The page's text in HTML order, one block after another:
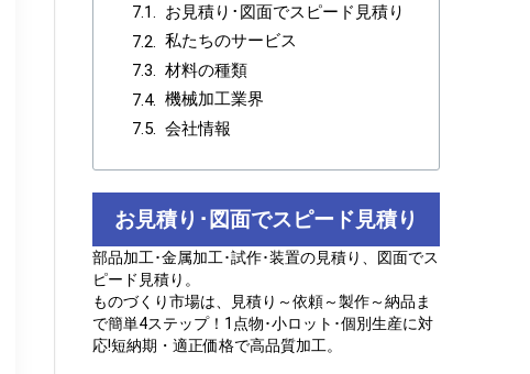
お見積り･図面でスピード見積り
私たちのサービス
材料の種類
機械加工業界
会社情報
お見積り･図面でスピード見積り
部品加工･金属加工･試作･装置の見積り、図面でス
ピード見積り。
ものづくり市場は、見積り～依頼～製作～納品ま
で簡単4ステップ！1点物･小ロット･個別生産に対
応!短納期・適正価格で高品質加工。